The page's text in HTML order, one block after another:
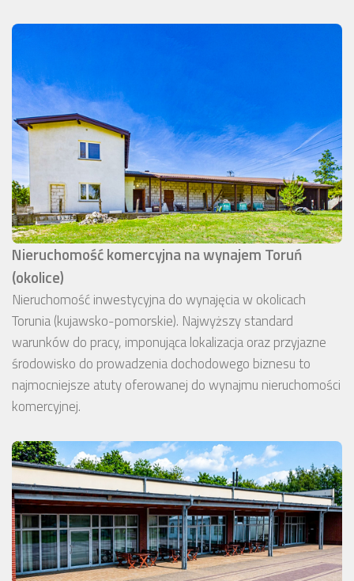
Nieruchomość komercyjna na wynajem Toruń
(okolice)
Nieruchomość inwestycyjna do wynajęcia w okolicach
Torunia (kujawsko-pomorskie). Najwyższy standard
warunków do pracy, imponująca lokalizacja oraz przyjazne
środowisko do prowadzenia dochodowego biznesu to
najmocniejsze atuty oferowanej do wynajmu nieruchomości
komercyjnej.